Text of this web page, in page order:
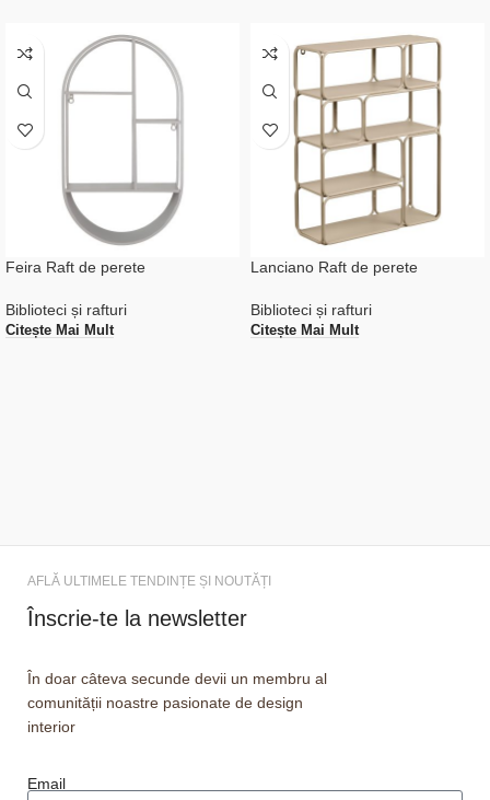
Feira Raft de perete
Biblioteci și rafturi
Citește Mai Mult
Lanciano Raft de perete
Biblioteci și rafturi
Citește Mai Mult
AFLĂ ULTIMELE TENDINȚE ȘI NOUTĂȚI
Înscrie-te la newsletter
În doar câteva secunde devii un membru al
comunității noastre pasionate de design
interior
Email